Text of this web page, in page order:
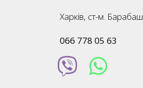
Харків, ст-м.
066 778 05 63